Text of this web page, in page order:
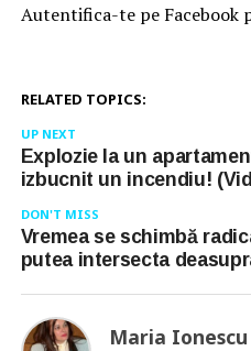
Autentifica-te pe Facebook
RELATED TOPICS:
UP NEXT
Explozie la un
izbucnit un incendiu!
DON'T MISS
Vremea se schimbă
putea intersecta
Maria Ionescu